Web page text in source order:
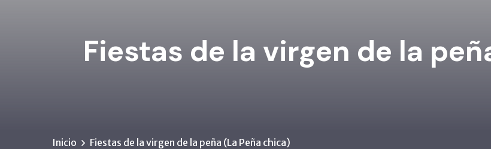
Fiestas de la virgen de la
Inicio Fiestas de la virgen de la peña (La Peña chica)